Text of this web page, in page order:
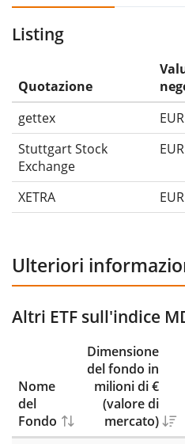
Listing
Quotazione
gettex
EUR
Stuttgart Stock
Exchange
EUR
XETRA EUR
Ulteriori
Altri ETF sull'indice
Nome
del
Fondo
Dimensione
del fondo in
milioni di €
(valore di
mercato)